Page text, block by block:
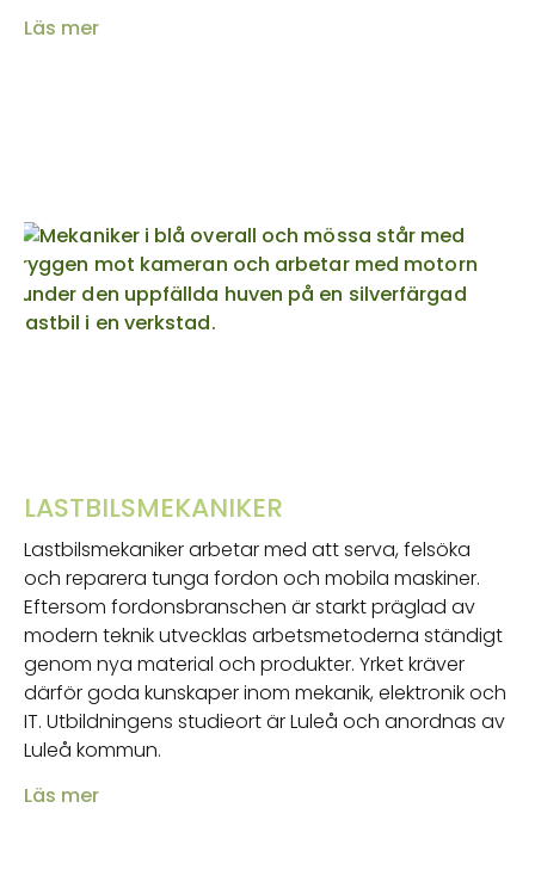
Läs mer
LASTBILSMEKANIKER
Lastbilsmekaniker arbetar med att serva, felsöka
och reparera tunga fordon och mobila maskiner.
Eftersom fordonsbranschen är starkt präglad av
modern teknik utvecklas arbetsmetoderna ständigt
genom nya material och produkter. Yrket kräver
därför goda kunskaper inom mekanik, elektronik och
IT. Utbildningens studieort är Luleå och anordnas av
Luleå kommun.
Läs mer